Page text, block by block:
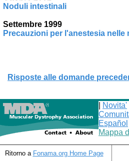
Noduli intestinali
Settembre 1999
Precauzioni per l'anestesia
Risposte alle domande
Novita'
Español
Mappa
Ritorno a Fonama.org Home Page